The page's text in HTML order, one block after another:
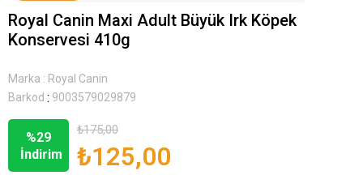
Royal Canin Maxi Adult Büyük Irk Köpek
Konservesi 410g
Marka : Royal Canin
Barkod : 9003579029879
%29
İndirim
₺175,00
₺125,00